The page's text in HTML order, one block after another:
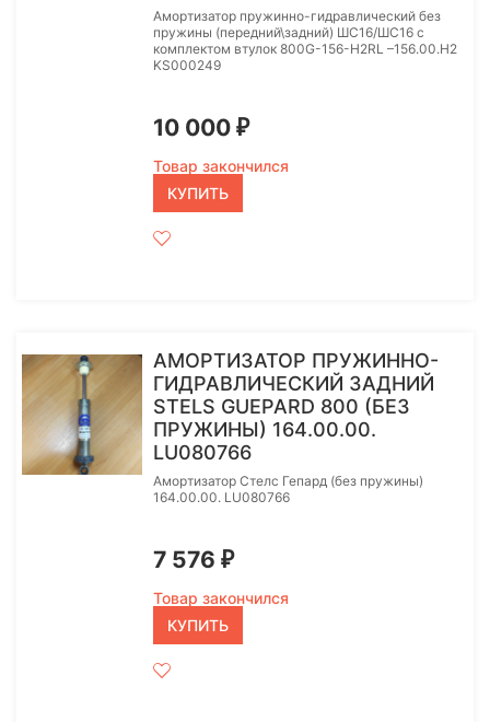
Амортизатор пружинно-гидравлический без
пружины (передний\задний) ШС16/ШС16 с
комплектом втулок 800G-156-H2RL –156.00.Н2
KS000249
10 000 ₽
Товар закончился
КУПИТЬ
АМОРТИЗАТОР ПРУЖИННО-
ГИДРАВЛИЧЕСКИЙ ЗАДНИЙ
STELS GUEPARD 800 (БЕЗ
ПРУЖИНЫ) 164.00.00.
LU080766
Амортизатор Стелс Гепард (без пружины)
164.00.00. LU080766
7 576 ₽
Товар закончился
КУПИТЬ